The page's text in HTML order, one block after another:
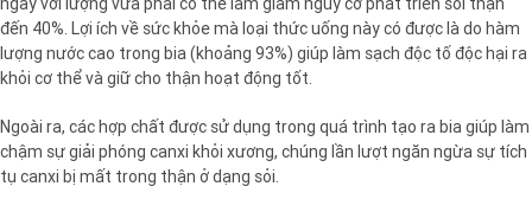
đến 40%. Lợi ích về sức khỏe mà loại thức uống này có được là do hàm
lượng nước cao trong bia (khoảng 93%) giúp làm sạch độc tố độc hại ra
khỏi cơ thể và giữ cho thận hoạt động tốt.
Ngoài ra, các hợp chất được sử dụng trong quá trình tạo ra bia giúp làm
chậm sự giải phóng canxi khỏi xương, chúng lần lượt ngăn ngừa sự tích
tụ canxi bị mất trong thận ở dạng sỏi.